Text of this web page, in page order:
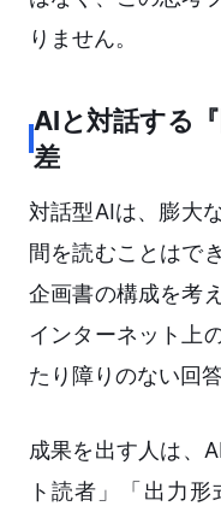
りません。
AIと対話する
差
対話型AIは、膨大
間を読むことはで
企画書の構成を考
インターネット上
たり障りのない回
成果を出す人は、
ト読者」「出力形